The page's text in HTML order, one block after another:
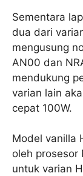
Sementara
dua dari
mengusung
AN00 dan
mendukung
varian lain
cepat 100W.
Model vanilla
oleh prosesor
untuk varian